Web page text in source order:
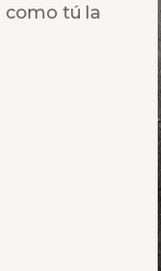
como tú la